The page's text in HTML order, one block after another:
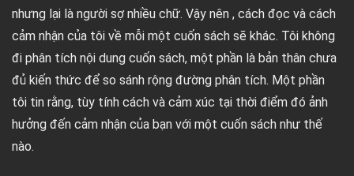
nhưng lại là người sợ nhiều chữ. Vậy nên , cách đọc và cách
cảm nhận của tôi về mỗi một cuốn sách sẽ khác. Tôi không
đi phân tích nội dung cuốn sách, một phần là bản thân chưa
đủ kiến thức để so sánh rộng đường phân tích. Một phần
tôi tin rằng, tùy tính cách và cảm xúc tại thời điểm đó ảnh
hưởng đến cảm nhận của bạn với một cuốn sách như thế
nào.